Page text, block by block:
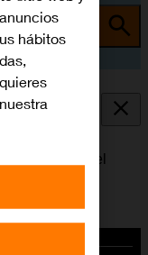
que emite el
hábitos